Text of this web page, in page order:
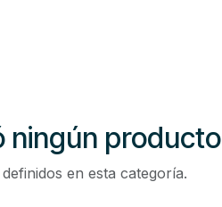
ningún producto
en esta categoría.